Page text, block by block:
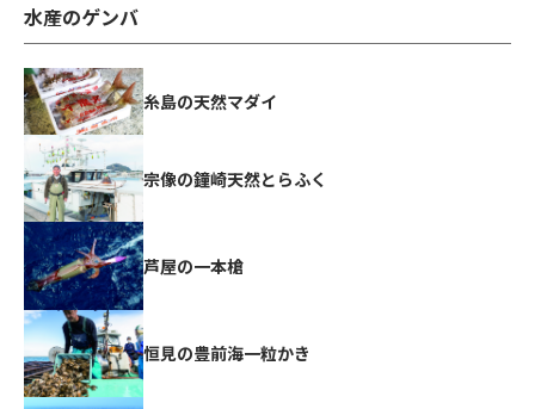
水産のゲンバ
糸島の天然マダイ
宗像の鐘崎天然とらふく
芦屋の一本槍
恒見の豊前海一粒かき